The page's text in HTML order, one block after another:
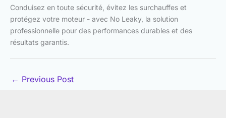
Conduisez en toute sécurité, évitez les surchauffes et
protégez votre moteur - avec No Leaky, la solution
professionnelle pour des performances durables et des
résultats garantis.
← Previous Post